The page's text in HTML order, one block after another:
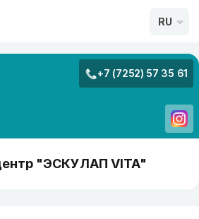
RU
+7 (7252) 57 35 61
"ЭСКУЛАП VITA"